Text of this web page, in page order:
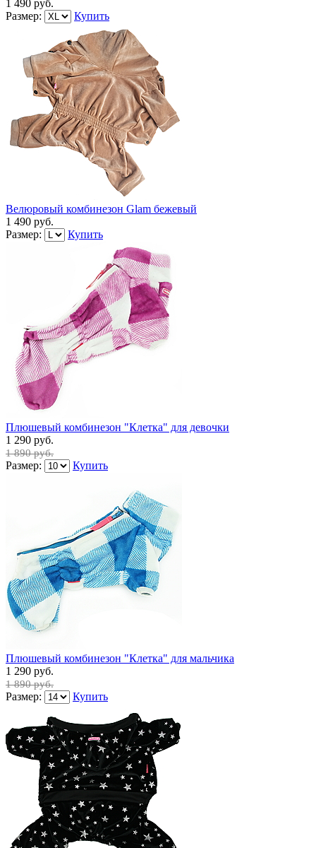
1 490 руб.
Размер:
Купить
Велюровый комбинезон Glam бежевый
1 490 руб.
Размер:
Купить
Плюшевый комбинезон "Клетка" для девочки
1 290 руб.
1 890 руб.
Размер: Купить
Плюшевый комбинезон "Клетка" для мальчика
1 290 руб.
1 890 руб.
Размер: Купить